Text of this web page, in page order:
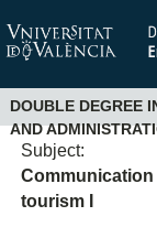
DOUBLE DEGREE
AND
Subject:
tourism I